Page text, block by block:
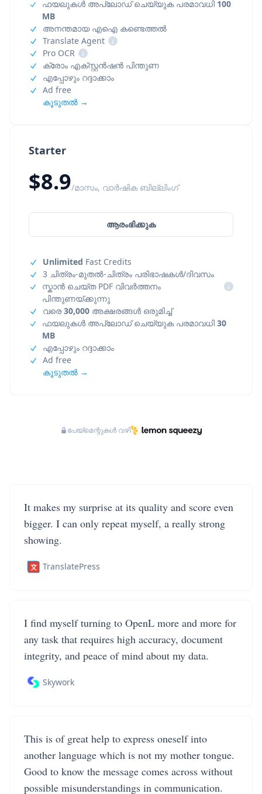
Starter
$8.9/മാസം, വാർഷിക ബില്ലിംഗ്
ആരംഭിക്കുക
Unlimited Fast Credits
3 ചിത്രം-മുതൽ-ചിത്രം പരിഭാഷകൾ/ദിവസം
സ്കാൻ ചെയ്ത PDF വിവർത്തനം
പിന്തുണയ്ക്കുന്നു
i
വരെ 30,000 അക്ഷരങ്ങൾ ഒരുമിച്ച്
ഫയലുകൾ അപ്‌ലോഡ് ചെയ്യുക പരമാവധി30
MB
എപ്പോഴും റദ്ദാക്കാം
Ad free
കൂടുതൽ →
ഫയലുകൾ അപ്‌ലോഡ് ചെയ്യുക പരമാവധി 100
MB
അനന്തമായ എഐ കണ്ടെത്തൽ
Translate Agent
i
Pro OCR
i
ക്രോം എക്സ്റ്റൻഷൻ പിന്തുണ
എപ്പോഴും റദ്ദാക്കാം
Ad free
കൂടുതൽ →
പേയ്‌മെന്റുകൾ വഴി
It makes my surprise at its quality and score even
bigger. I can only repeat myself, a really strong
showing.
TranslatePress
I find myself turning to OpenL more and more for
any task that requires high accuracy, document
integrity, and peace of mind about my data.
Skywork
This is of great help to express oneself into
another language which is not my mother tongue.
Good to know the message comes across without
possible misunderstandings in communication.